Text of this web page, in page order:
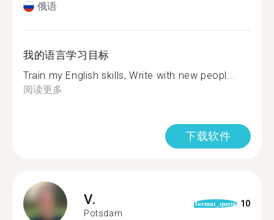
俄语
我的语言学习目标
Train my English skills, Write with new peopl...
阅读更多
下载软件
V.
Potsdam
format_quote 10